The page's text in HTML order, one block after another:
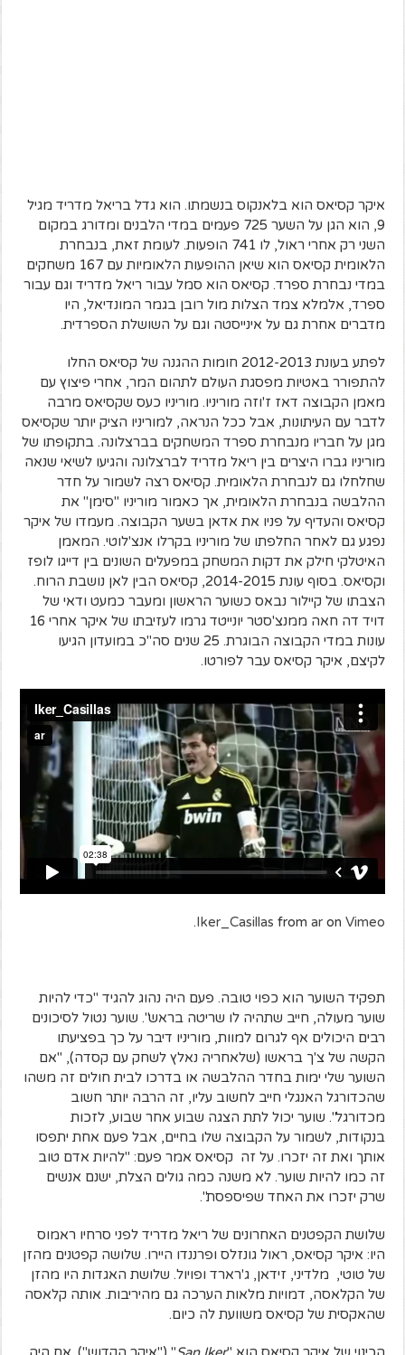
איקר קסיאס הוא בלאנקוס בנשמתו. הוא גדל בריאל מדריד מגיל
9, הוא הגן על השער 725 פעמים במדי הלבנים ומדורג במקום
השני רק אחרי ראול, לו 741 הופעות. לעומת זאת, בנבחרת
הלאומית קסיאס הוא שיאן ההופעות הלאומיות עם 167 משחקים
במדי נבחרת ספרד. קסיאס הוא סמל עבור ריאל מדריד וגם עבור
ספרד, אלמלא צמד הצלות מול רובן בגמר המונדיאל, היו
מדברים אחרת גם על אינייסטה וגם על השושלת הספרדית.
לפתע בעונת 2012-2013 חומות ההגנה של קסיאס החלו
להתפורר באטיות מפסגת העולם לתהום המר, אחרי פיצוץ עם
מאמן הקבוצה דאז ז'וזה מוריניו. מוריניו כעס שקסיאס מרבה
לדבר עם העיתונות, אבל ככל הנראה, למוריניו הציק יותר שקסיאס
מגן על חבריו מנבחרת ספרד המשחקים בברצלונה. בתקופתו של
מוריניו גברו היצרים בין ריאל מדריד לברצלונה והגיעו לשיאי שנאה
שחלחלו גם לנבחרת הלאומית. קסיאס רצה לשמור על חדר
ההלבשה בנבחרת הלאומית, אך כאמור מוריניו "סימן" את
קסיאס והעדיף על פניו את אדאן בשער הקבוצה. מעמדו של איקר
נפגע גם לאחר החלפתו של מוריניו בקרלו אנצ'לוטי. המאמן
האיטלקי חילק את דקות המשחק במפעלים השונים בין דייגו לופז
וקסיאס. בסוף עונת 2014-2015, קסיאס הבין לאן נושבת הרוח.
הצבתו של קיילור נבאס כשוער הראשון ומעבר כמעט ודאי של
דויד דה חאה ממנצ'סטר יונייטד גרמו לעזיבתו של איקר אחרי 16
עונות במדי הקבוצה הבוגרת. 25 שנים סה"כ במועדון הגיעו
לקיצם, איקר קסיאס עבר לפורטו.
Iker_Casillas from aron Vimeo
.
תפקיד השוער הוא כפוי טובה. פעם היה נהוג להגיד "כדי להיות
שוער מעולה, חייב שתהיה לו שריטה בראש". שוער נטול לסיכונים
רבים היכולים אף לגרום למוות, מוריניו דיבר על כך בפציעתו
הקשה של צ'ך בראשו (שלאחריה נאלץ לשחק עם קסדה), "אם
השוער שלי ימות בחדר ההלבשה או בדרכו לבית חולים זה משהו
שהכדורגל האנגלי חייב לחשוב עליו, זה הרבה יותר חשוב
מכדורגל". שוער יכול לתת הצגה שבוע אחר שבוע, לזכות
בנקודות, לשמור על הקבוצה שלו בחיים, אבל פעם אחת יתפסו
אותך ואת זה יזכרו. על זה קסיאס אמר פעם: "להיות אדם טוב
זה כמו להיות שוער. לא משנה כמה גולים הצלת, ישנם אנשים
שרק יזכרו את האחד שפיספסת".
שלושת הקפטנים האחרונים של ריאל מדריד לפני סרחיו ראמוס
היו: איקר קסיאס, ראול גונזלס ופרננדו היירו. שלושה קפטנים מהזן
של טוטי, מלדיני, זידאן, ג'רארד ופויול. שלושת האגדות היו מהזן
של הקלאסה, דמויות מלאות הערכה גם מהיריבות. אותה קלאסה
שהאקסית של קסיאס משוועת לה כיום.